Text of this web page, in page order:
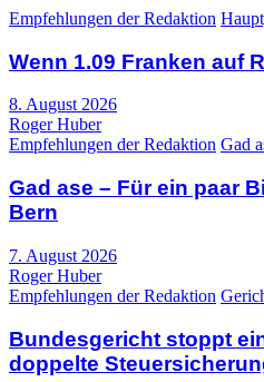
Empfehlungen der Redaktion
Wenn 1.09 Franken auf
8. August 2026
Roger Huber
Empfehlungen der Redaktion Gad
Gad ase – Für ein paar
Bern
7. August 2026
Roger Huber
Empfehlungen der Redaktion
Bundesgericht stoppt
doppelte